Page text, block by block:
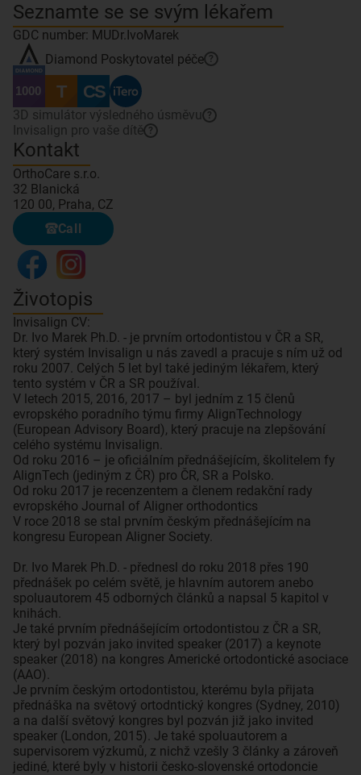
Seznamte se se svým lékařem
GDC number: MUDr.IvoMarek
Diamond Poskytovatel péče ?
3D simulátor výsledného úsměvu ?
Invisalign pro vaše dítě ?
Kontakt
OrthoCare s.r.o.
32 Blanická
120 00, Praha, CZ
Call
Životopis
Invisalign CV:
Dr. Ivo Marek Ph.D. - je prvním ortodontistou v ČR a SR,
který systém Invisalign u nás zavedl a pracuje s ním už od
roku 2007. Celých 5 let byl také jediným lékařem, který
tento systém v ČR a SR používal.
V letech 2015, 2016, 2017 – byl jedním z 15 členů
evropského poradního týmu firmy AlignTechnology
(European Advisory Board), který pracuje na zlepšování
celého systému Invisalign.
Od roku 2016 – je oficiálním přednášejícím, školitelem fy
AlignTech (jediným z ČR) pro ČR, SR a Polsko.
Od roku 2017 je recenzentem a členem redakční rady
evropského Journal of Aligner orthodontics
V roce 2018 se stal prvním českým přednášejícím na
kongresu European Aligner Society.
Dr. Ivo Marek Ph.D. - přednesl do roku 2018 přes 190
přednášek po celém světě, je hlavním autorem anebo
spoluautorem 45 odborných článků a napsal 5 kapitol v
knihách.
Je také prvním přednášejícím ortodontistou z ČR a SR,
který byl pozván jako invited speaker (2017) a keynote
speaker (2018) na kongres Americké ortodontické asociace
(AAO).
Je prvním českým ortodontistou, kterému byla přijata
přednáška na světový ortodntický kongres (Sydney, 2010)
a na další světový kongres byl pozván již jako invited
speaker (London, 2015). Je také spoluautorem a
supervisorem výzkumů, z nichž vzešly 3 články a zároveň
jediné, které byly v historii česko-slovenské ortodoncie